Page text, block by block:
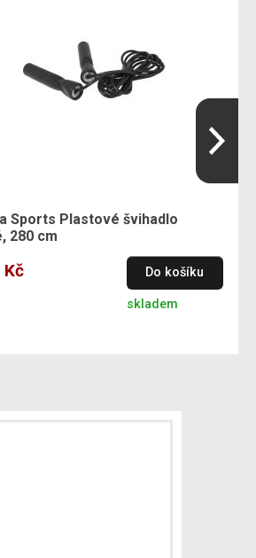
Sports Plastové švihadlo
280 cm
Kč Do košíku
skladem